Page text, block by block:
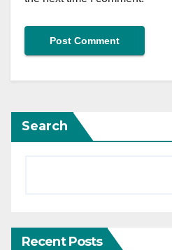
Search
Recent Posts